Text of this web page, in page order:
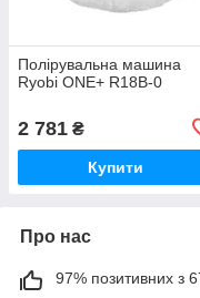
Полірувальна машина
Ryobi ONE+ R18B-0
2 781 ₴
Купити
Про нас
97% позитивних з 67